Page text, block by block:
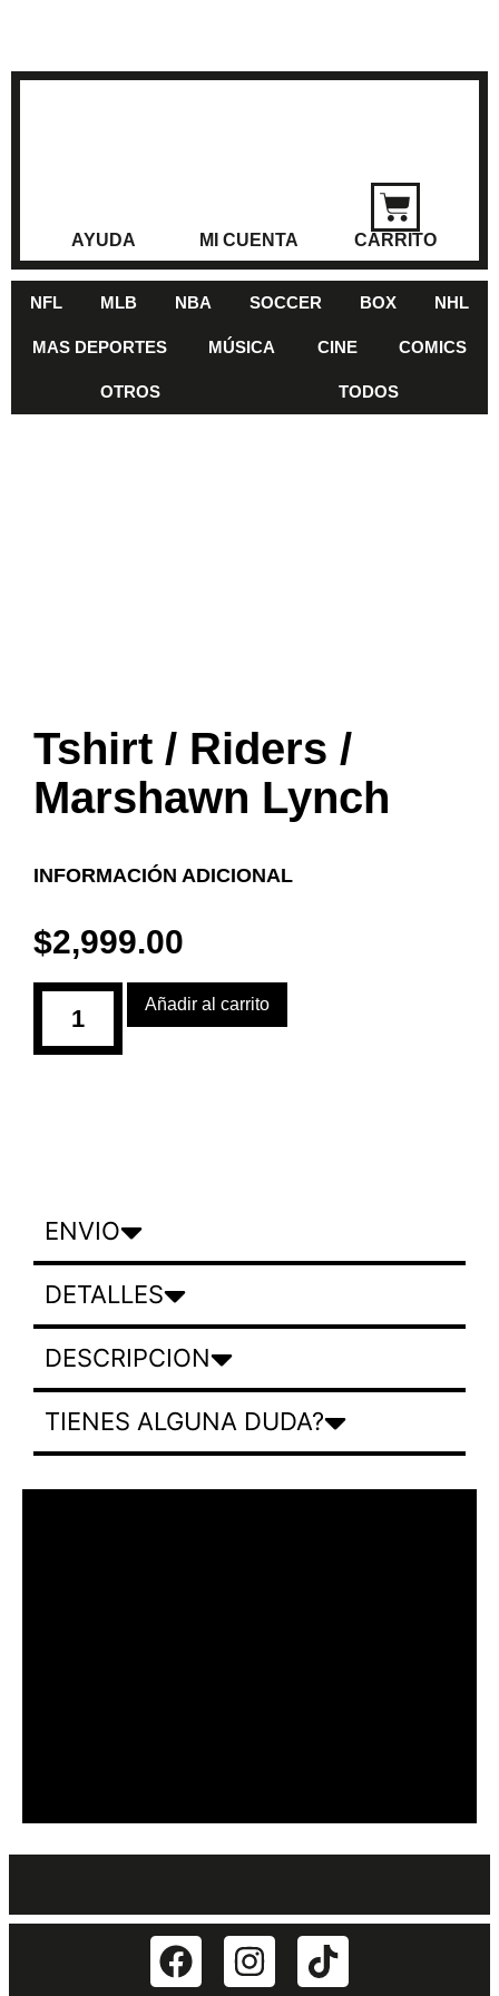
AYUDA MI CUENTA CARRITO
NFL MLB NBA SOCCER BOX NHL
MAS DEPORTES MÚSICA CINE COMICS
OTROS TODOS
Tshirt / Riders /
Marshawn Lynch
INFORMACIÓN ADICIONAL
$2,999.00
Añadir al carrito
ENVIO
DETALLES
DESCRIPCION
TIENES ALGUNA DUDA?
Click Here